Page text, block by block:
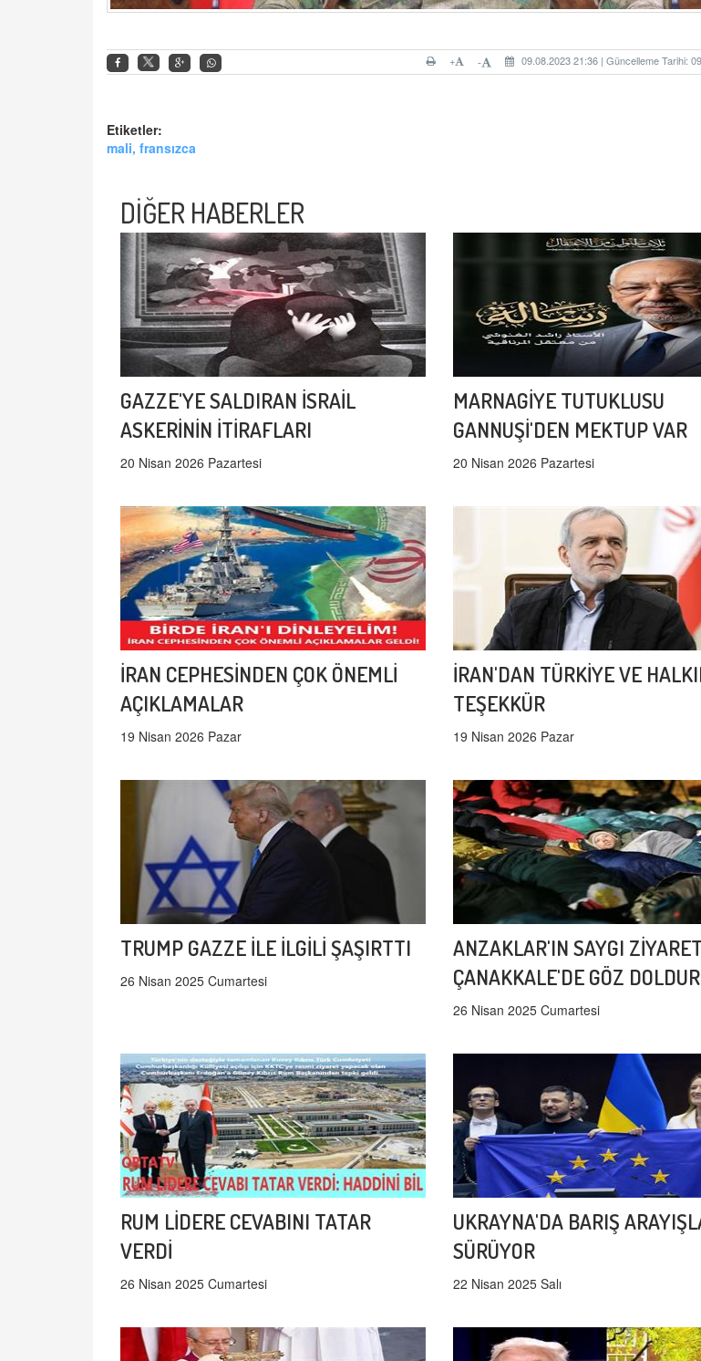
09.08.2023 21:36 | Güncelleme Tarihi:
-
+
Etiketler:
mali, fransızca
DİĞER HABERLER
GAZZE'YE SALDIRAN İSRAİL
ASKERİNİN İTİRAFLARI
20 Nisan 2026 Pazartesi
MARNAGİYE TUTUKLUSU
GANNUŞİ'DEN MEKTUP VAR
20 Nisan 2026 Pazartesi
İRAN CEPHESİNDEN ÇOK ÖNEMLİ
AÇIKLAMALAR
19 Nisan 2026 Pazar
İRAN'DAN TÜRKİYE VE
TEŞEKKÜR
19 Nisan 2026 Pazar
TRUMP GAZZE İLE İLGİLİ ŞAŞIRTTI
26 Nisan 2025 Cumartesi
ANZAKLAR'IN SAYGI
ÇANAKKALE'DE GÖZ
26 Nisan 2025 Cumartesi
RUM LİDERE CEVABINI TATAR
VERDİ
26 Nisan 2025 Cumartesi
UKRAYNA'DA BARIŞ
SÜRÜYOR
22 Nisan 2025 Salı